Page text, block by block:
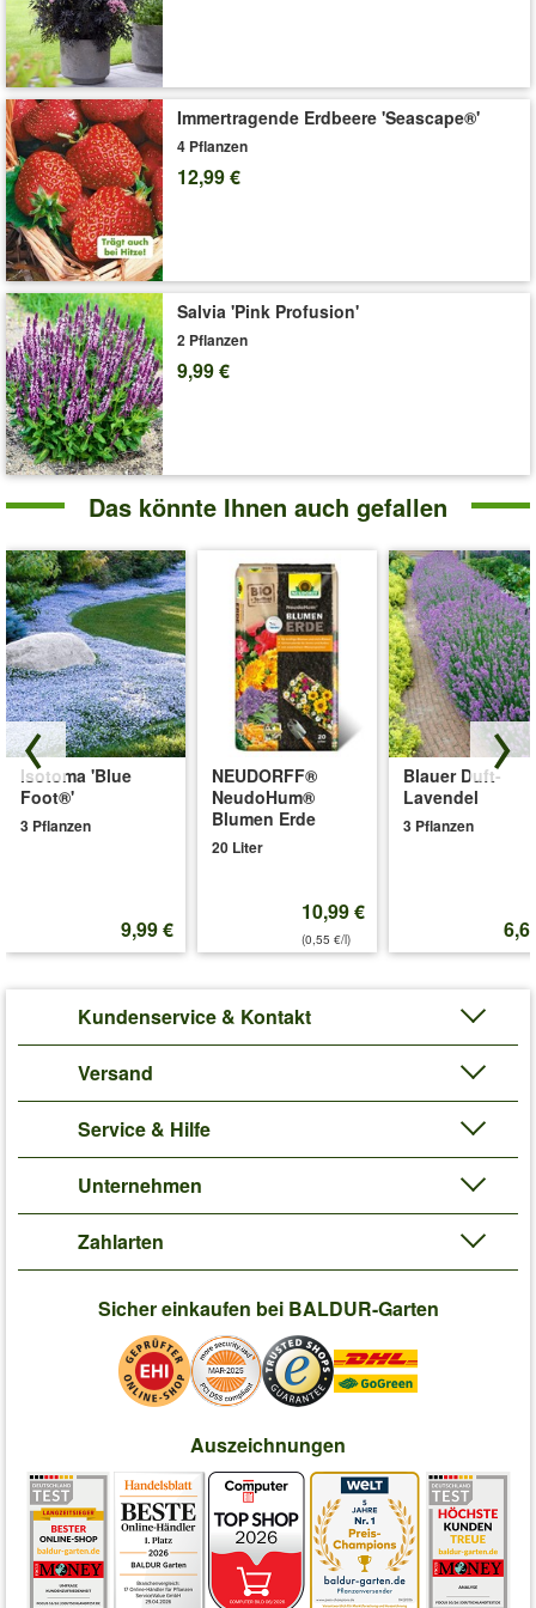
Immertragende Erdbeere 'Seascape®'
4 Pflanzen
12,99 €
Salvia 'Pink Profusion'
2 Pflanzen
9,99 €
Das könnte Ihnen auch gefallen
Isotoma 'Blue
Foot®'
3 Pflanzen
9,99 €
NEUDORFF®
NeudoHum®
Blumen Erde
20 Liter
10,99 €
(0,55 €/l)
Blauer Duft-
Lavendel
3 Pflanzen
Kundenservice & Kontakt
Versand
Service & Hilfe
Unternehmen
Zahlarten
Sicher einkaufen bei BALDUR-Garten
Auszeichnungen